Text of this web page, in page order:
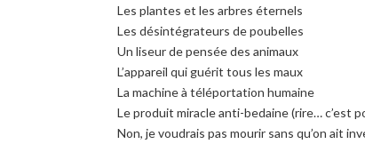
Les plantes et les arbres éternels
Les désintégrateurs de poubelles
Un liseur de pensée des animaux
L’appareil qui guérit tous les maux
La machine à téléportation humaine
Le produit miracle anti-bedaine (rire… c’est
Non, je voudrais pas mourir sans qu’on ait